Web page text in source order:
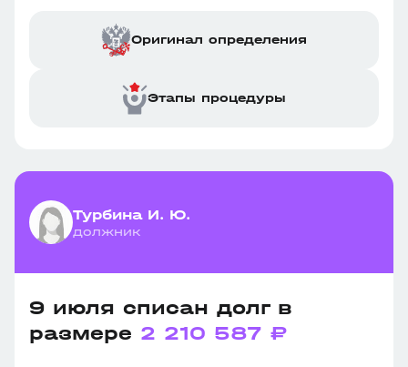
Оригинал определения
Этапы процедуры
Турбина И. Ю.
должник
9 июля списан долг в
размере 2 210 587 ₽